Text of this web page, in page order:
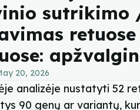
sutrikimo
20, 2026
analizėje nustatyti 52
90 genų ar variantų,